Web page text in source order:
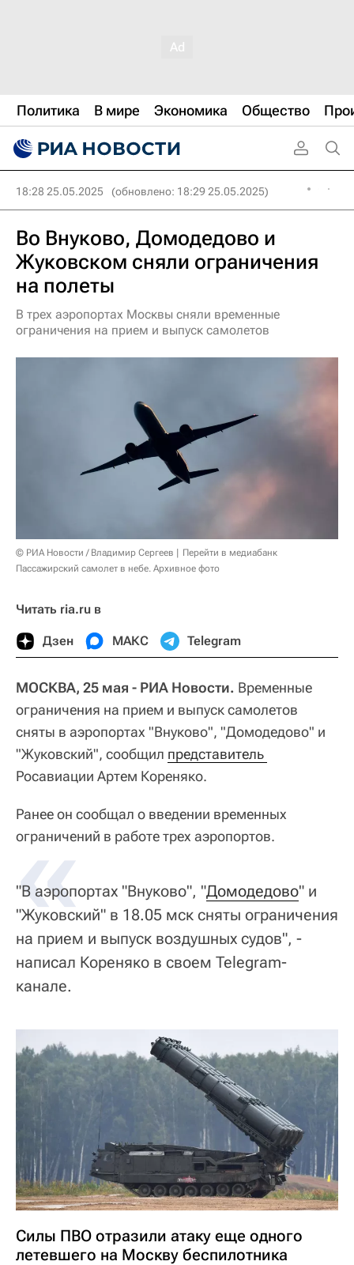
Политика В мире Экономика Общество
18:28 25.05.2025 (обновлено: 18:29 25.05.2025)
Во Внуково, Домодедово и
Жуковском сняли ограничения
на полеты
В трех аэропортах Москвы сняли временные
ограничения на прием и выпуск самолетов
© РИА Новости / Владимир Сергеев
Перейти в медиабанк
Пассажирский самолет в небе. Архивное фото
Читать ria.ru в
Дзен МАКС Telegram
МОСКВА, 25 мая - РИА Новости. Временные
ограничения на прием и выпуск самолетов
сняты в аэропортах "Внуково", "Домодедово" и
"Жуковский", сообщил
Росавиации Артем Кореняко.
Ранее он сообщал о введении временных
ограничений в работе трех аэропортов.
«
"В аэропортах "Внуково", "Домодедово" и
"Жуковский" в 18.05 мск сняты ограничения
на прием и выпуск воздушных судов", -
написал Кореняко в своем Telegram-
канале.
Силы ПВО отразили атаку еще одного
летевшего на Москву беспилотника